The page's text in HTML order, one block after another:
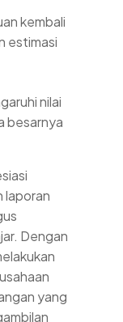
kembali
estimasi
nilai
besarnya
laporan
Dengan
yang